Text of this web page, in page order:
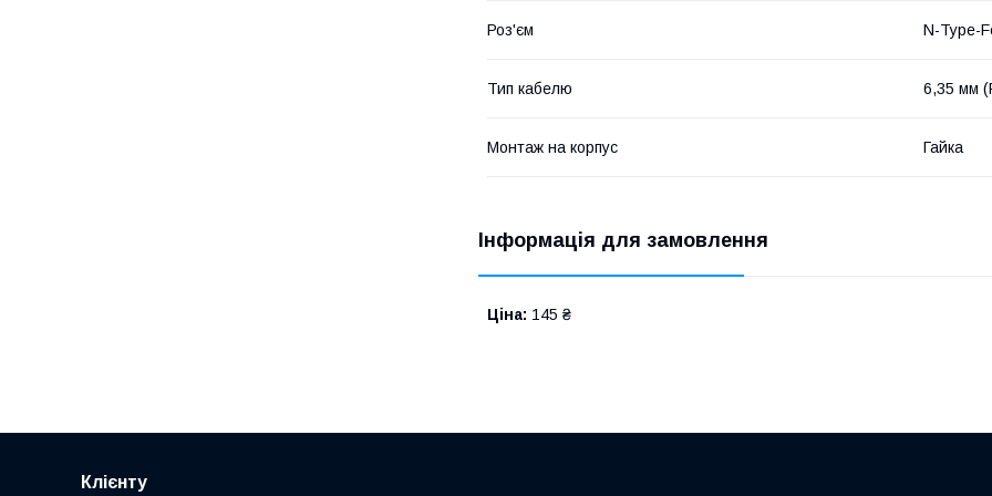
Роз'єм N-Type-
Тип кабелю 6,35 мм
Монтаж на корпус Гайка
Інформація для замовлення
Ціна: 145 ₴
Клієнту